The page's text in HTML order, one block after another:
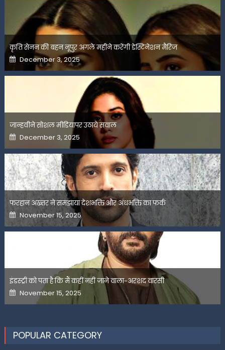
कृति सेनन की बहन नूपुर अगले महीने करेंगी डेस्टिनेशन मैरिज
Posted
on
December 3, 2025
जान्हवीने सोशल मीडियापर उठाये सवाल
Posted
on
December 3, 2025
फरहान अख्तर ने समझाया देशभक्ति और अंधभक्ति का फर्क
Posted
on
November 15, 2025
इंडस्ट्री को पता है कि मैं कहीं नहीं जाने वाला-अरशद वारसी
Posted
on
November 15, 2025
POPULAR CATEGORY